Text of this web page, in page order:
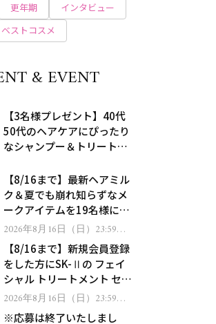
更年期
インタビュー
ベストコスメ
& EVENT
【3名様プレゼント】40代
50代のヘアケアにぴったり
なシャンプー＆トリートメ
処！
【8/16まで】最新ヘアミル
ク＆夏でも崩れ知らずなメ
ークアイテムを19名様にプ
レゼント！
2026年8月16日（日）23:59ま
で【8/16まで】新規会員登録
をした方にSK-Ⅱの フェイ
シャル トリートメント セラ
ムをプレゼント！
2026年8月16日（日）23:59ま
※応募は終了いたしまし